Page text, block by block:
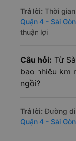
Trả lời: Thời
Quận 4 - Sài Gòn
thuận lợi
Câu hỏi: Từ
bao nhiêu km
ngồi?
Trả lời: Đường di
Quận 4 - Sài Gòn